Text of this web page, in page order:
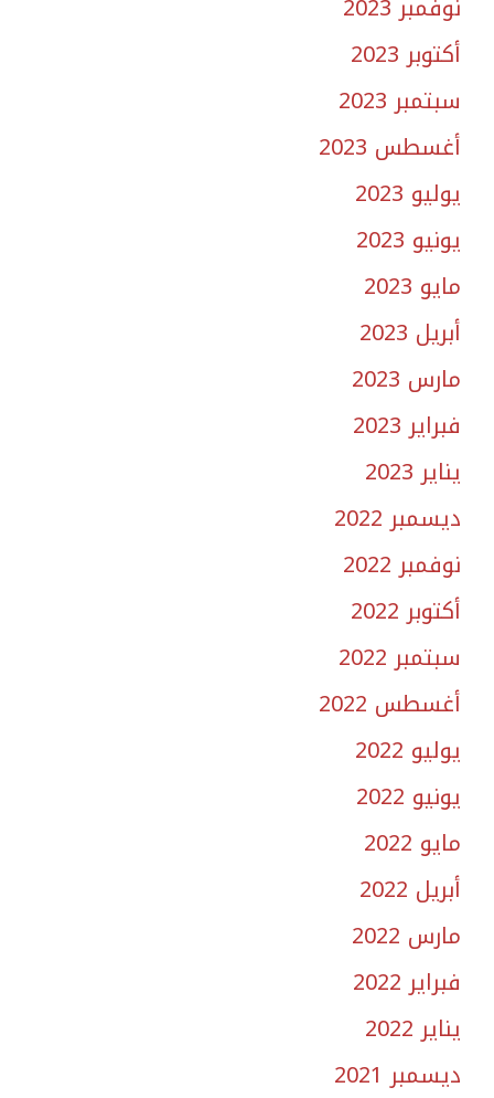
أكتوبر 2023
سبتمبر 2023
أغسطس 2023
يوليو 2023
يونيو 2023
مايو 2023
أبريل 2023
مارس 2023
فبراير 2023
يناير 2023
ديسمبر 2022
نوفمبر 2022
أكتوبر 2022
سبتمبر 2022
أغسطس 2022
يوليو 2022
يونيو 2022
مايو 2022
أبريل 2022
مارس 2022
فبراير 2022
يناير 2022
ديسمبر 2021